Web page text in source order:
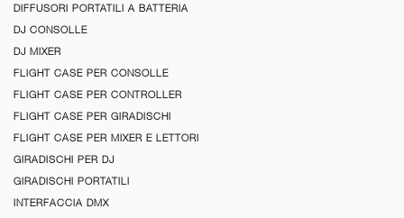
DIFFUSORI PORTATILI A BATTERIA
DJ CONSOLLE
DJ MIXER
FLIGHT CASE PER CONSOLLE
FLIGHT CASE PER CONTROLLER
FLIGHT CASE PER GIRADISCHI
FLIGHT CASE PER MIXER E LETTORI
GIRADISCHI PER DJ
GIRADISCHI PORTATILI
INTERFACCIA DMX